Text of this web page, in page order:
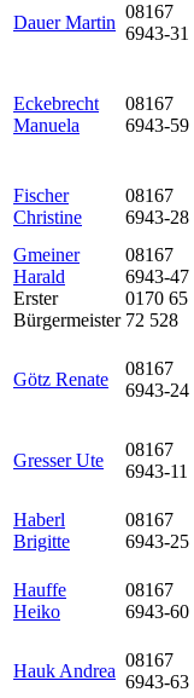
Dauer Martin
08167
6943-31
Eckebrecht
Manuela
08167
6943-59
Fischer
Christine
08167
6943-28
Gmeiner
Harald
Erster
Bürgermeister
08167
6943-47
0170 65
72 528
Götz Renate
08167
6943-24
Gresser Ute
08167
6943-11
Haberl
Brigitte
08167
6943-25
Hauffe
Heiko
08167
6943-60
Hauk Andrea
08167
6943-63